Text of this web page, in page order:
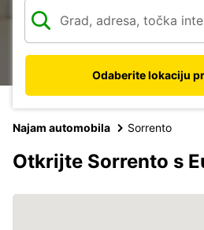
Odaberite lokaciju
Najam automobila Sorrento
Otkrijte Sorrento s